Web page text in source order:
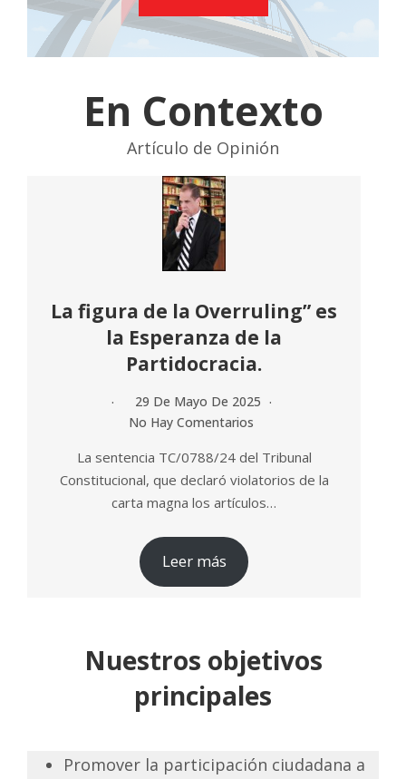
En Contexto
Artículo de Opinión
La figura de la Overruling” es
la Esperanza de la
Partidocracia.
29 De Mayo De 2025
No Hay Comentarios
La sentencia TC/0788/24 del Tribunal
Constitucional, que declaró violatorios de la
carta magna los artículos…
Leer más
Nuestros objetivos
principales
Promover la participación ciudadana a